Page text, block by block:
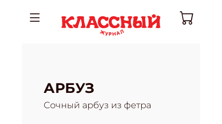
АРБУЗ
Сочный арбуз из фетра